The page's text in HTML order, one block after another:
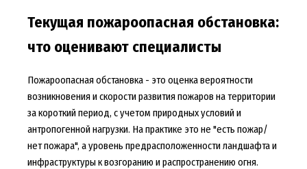
Текущая пожароопасная обстановка:
что оценивают специалисты
Пожароопасная обстановка - это оценка вероятности
возникновения и скорости развития пожаров на территории
за короткий период, с учетом природных условий и
антропогенной нагрузки. На практике это не "есть пожар/
нет пожара", а уровень предрасположенности ландшафта и
инфраструктуры к возгоранию и распространению огня.